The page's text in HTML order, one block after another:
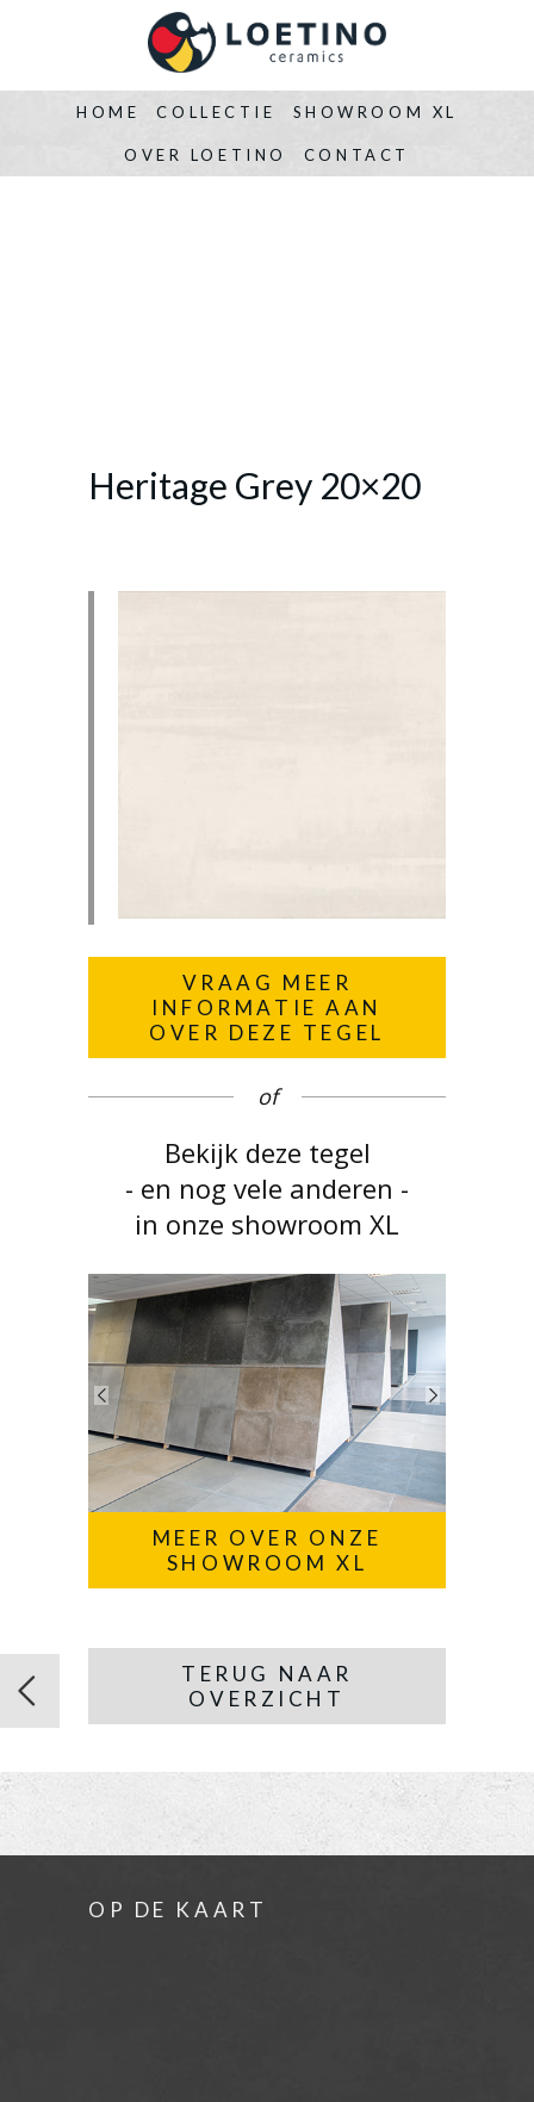
HOME COLLECTIE SHOWROOM XL
OVER LOETINO CONTACT
Heritage Grey 20×20
VRAAG MEER
INFORMATIE AAN
OVER DEZE TEGEL
of
Bekijk deze tegel
- en nog vele anderen -
in onze showroom XL
MEER OVER ONZE
SHOWROOM XL
TERUG NAAR
OVERZICHT
OP DE KAART